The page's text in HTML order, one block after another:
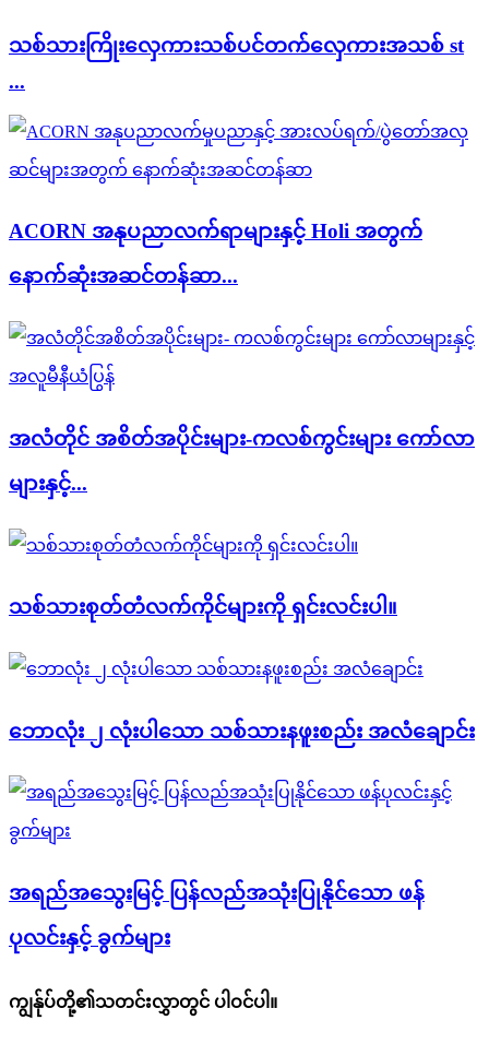
သစ်သားကြိုးလှေကားသစ်ပင်တက်လှေကားအသစ် st
...
ACORN အနုပညာလက်ရာများနှင့် Holi အတွက်
နောက်ဆုံးအဆင်တန်ဆာ...
အလံတိုင် အစိတ်အပိုင်းများ-ကလစ်ကွင်းများ ကော်လာ
များနှင့်...
သစ်သားစုတ်တံလက်ကိုင်များကို ရှင်းလင်းပါ။
ဘောလုံး ၂ လုံးပါသော သစ်သားနဖူးစည်း အလံချောင်း
အရည်အသွေးမြင့် ပြန်လည်အသုံးပြုနိုင်သော ဖန်
ပုလင်းနှင့် ခွက်များ
ကျွန်ုပ်တို့၏သတင်းလွှာတွင် ပါဝင်ပါ။